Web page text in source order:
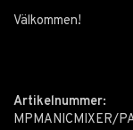
Välkommen!
Artikelnummer:
MPMANICMIXER/